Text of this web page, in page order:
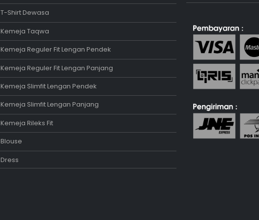
T-Shirt Dewasa
Kemeja Taqwa
Kemeja Reguler Fit Lengan Pendek
Kemeja Reguler Fit Lengan Panjang
Kemeja Slimfit Lengan Pendek
Kemeja Slimfit Lengan Panjang
Kemeja Rileks Fit
Blouse
Dress